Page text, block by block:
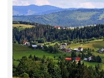
Pokazy tradycji -
Muzeum Beskidzkim
Wisła
9.44 km